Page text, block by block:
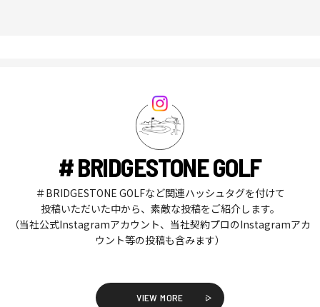
# BRIDGESTONE GOLF
＃BRIDGESTONE GOLFなど関連ハッシュタグを付けて
投稿いただいた中から、素敵な投稿をご紹介します。
（当社公式Instagramアカウント、当社契約プロのInstagramアカ
ウント等の投稿も含みます）
VIEW MORE